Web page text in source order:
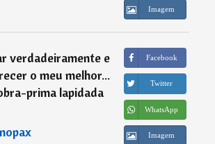
Imagem
verdadeiramente e
o meu melhor...
prima lapidada
Facebook
Twitter
WhatsApp
Imagem